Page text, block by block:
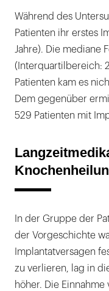
Während des
Patienten ihr erstes
Jahre). Die mediane
(Interquartilbereich:
Patienten kam es
Dem gegenüber
529 Patienten mit
In der Gruppe der
der Vorgeschichte
Implantatversagen
zu verlieren, lag in
höher. Die